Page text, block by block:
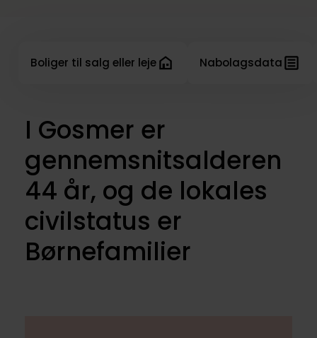
Boliger til salg eller leje Nabolagsdata
I Gosmer er
gennemsnitsalderen
44 år, og de lokales
civilstatus er
Børnefamilier